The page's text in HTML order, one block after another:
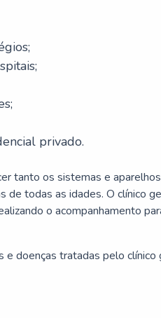
privado.
tanto os sistemas e
de todas as idades. O clínico
o acompanhamento
e doenças tratadas pelo clínico